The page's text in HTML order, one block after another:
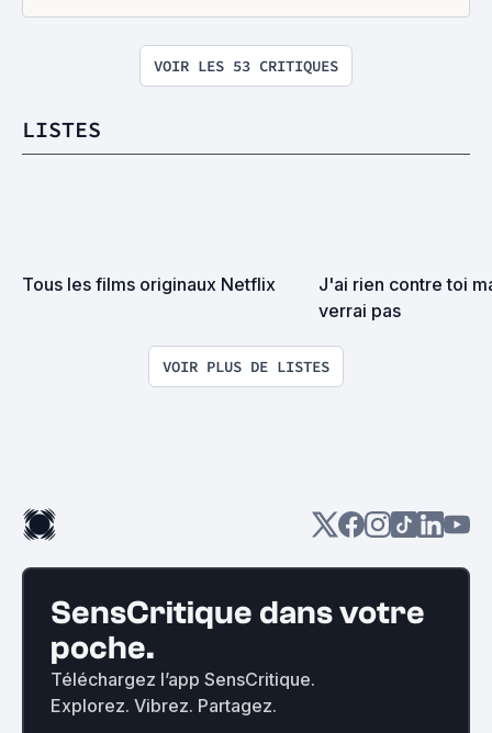
VOIR LES 53 CRITIQUES
LISTES
Tous les films originaux Netflix
J'ai rien contre toi
verrai pas
VOIR PLUS DE LISTES
SensCritique dans votre
poche.
Téléchargez l’app SensCritique.
Explorez. Vibrez. Partagez.